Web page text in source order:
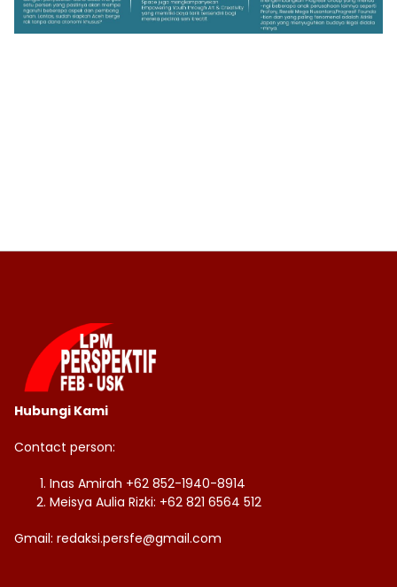
Hubungi Kami
Contact person:
Inas Amirah +62 852-1940-8914
Meisya Aulia Rizki: +62 821 6564 512
Gmail: redaksi.persfe@gmail.com